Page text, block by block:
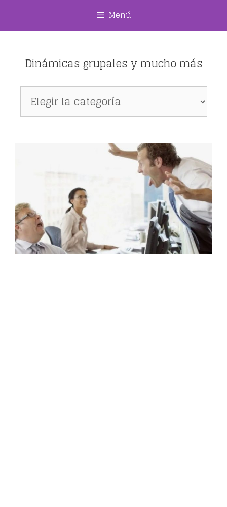
Menú
Dinámicas grupales y mucho más
Dinámicas
grupales